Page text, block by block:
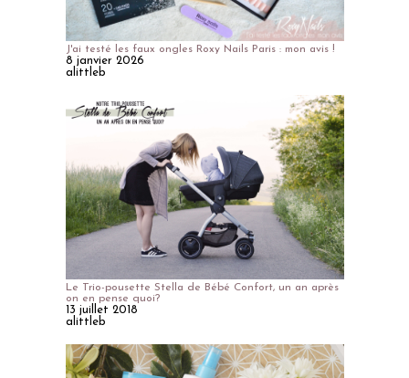
J'ai testé les faux ongles Roxy Nails Paris : mon avis !
8 janvier 2026
alittleb
Le Trio-pousette Stella de Bébé Confort, un an après
on en pense quoi?
13 juillet 2018
alittleb